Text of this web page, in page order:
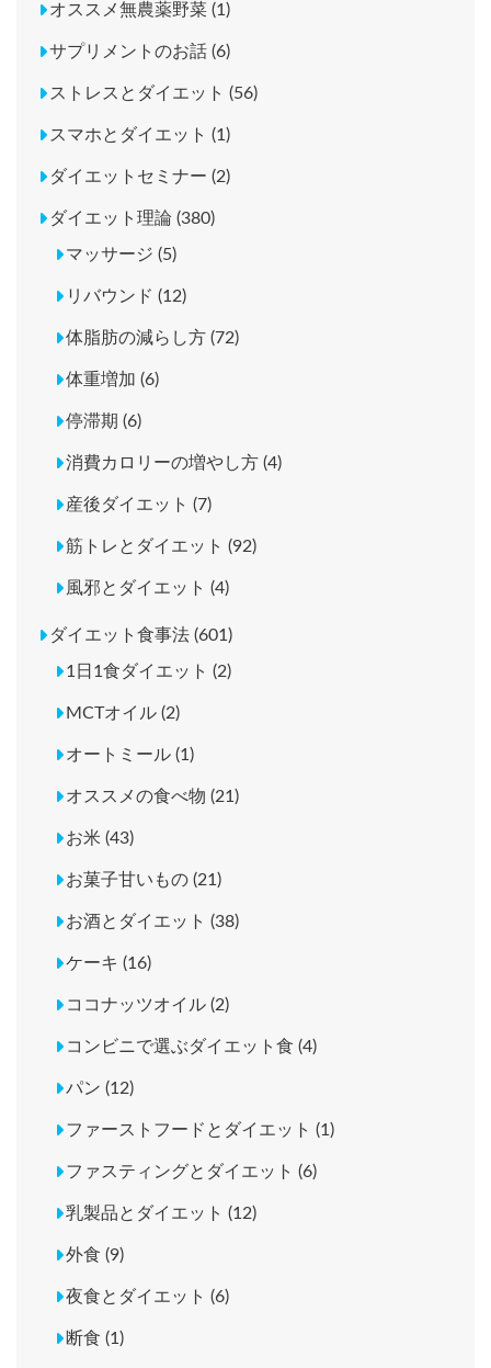
オススメ無農薬野菜 (1)
サプリメントのお話 (6)
ストレスとダイエット (56)
スマホとダイエット (1)
ダイエットセミナー (2)
ダイエット理論 (380)
マッサージ (5)
リバウンド (12)
体脂肪の減らし方 (72)
体重増加 (6)
停滞期 (6)
消費カロリーの増やし方 (4)
産後ダイエット (7)
筋トレとダイエット (92)
風邪とダイエット (4)
ダイエット食事法 (601)
1日1食ダイエット (2)
MCTオイル (2)
オートミール (1)
オススメの食べ物 (21)
お米 (43)
お菓子甘いもの (21)
お酒とダイエット (38)
ケーキ (16)
ココナッツオイル (2)
コンビニで選ぶダイエット食 (4)
パン (12)
ファーストフードとダイエット (1)
ファスティングとダイエット (6)
乳製品とダイエット (12)
外食 (9)
夜食とダイエット (6)
断食 (1)